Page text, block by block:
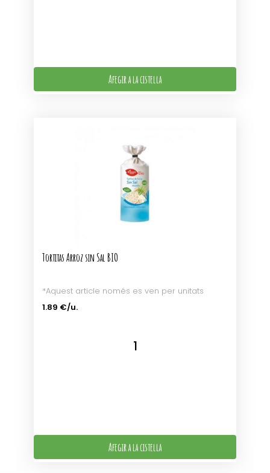
Afegir a la cistella
Tortitas Arroz sin Sal BIO
*Aquest article només es ven per unitats
1.89 €/u.
Afegir a la cistella